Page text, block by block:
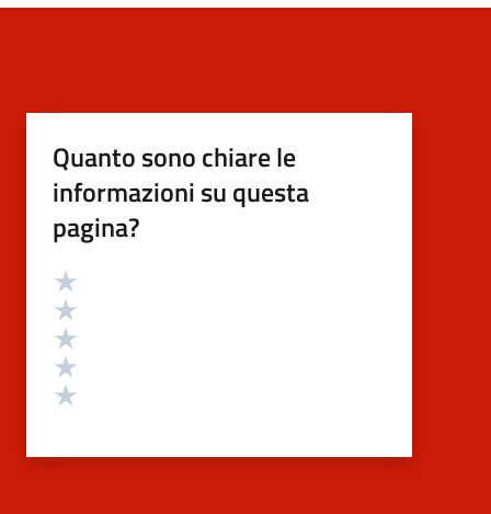
Quanto sono chiare le
informazioni su questa
pagina?
Valutazione